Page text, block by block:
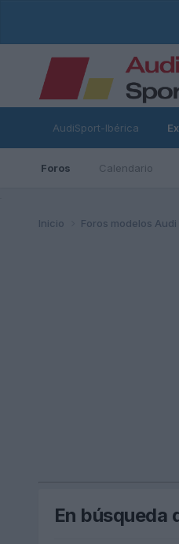
AudiSport-Ibérica
Foros Calendario
Inicio Foros modelos Audi
En búsqueda